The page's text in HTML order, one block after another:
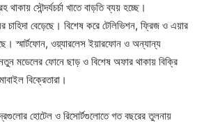
সৌন্দর্যচর্চা খাতে বাড়তি ব্যয় হচ্ছে।
চাহিদা বেড়েছে। বিশেষ করে টেলিভিশন, ফ্রিজ ও এয়ার
স্মার্টফোন, ওয়্যারলেস ইয়ারফোন ও অন্যান্য
মডেলের ফোনে ছাড় ও বিশেষ অফার থাকায় বিক্রি
বিক্রেতারা।
হোটেল ও রিসোর্টগুলোতে গত বছরের তুলনায়